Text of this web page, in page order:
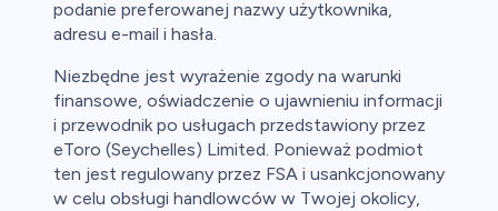
podanie preferowanej nazwy użytkownika,
adresu e-mail i hasła.
Niezbędne jest wyrażenie zgody na warunki
finansowe, oświadczenie o ujawnieniu informacji
i przewodnik po usługach przedstawiony przez
eToro (Seychelles) Limited. Ponieważ podmiot
ten jest regulowany przez FSA i usankcjonowany
w celu obsługi handlowców w Twojej okolicy,